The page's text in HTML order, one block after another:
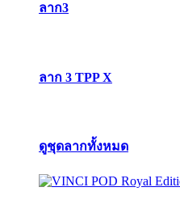
ลาก3
ลาก 3 TPP X
ดูชุดลากทั้งหมด